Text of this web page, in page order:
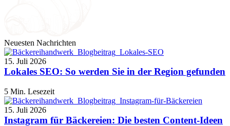
Neuesten Nachrichten
15. Juli 2026
Lokales SEO: So werden Sie in der Region gefunden
5 Min. Lesezeit
15. Juli 2026
Instagram für Bäckereien: Die besten Content-Ideen